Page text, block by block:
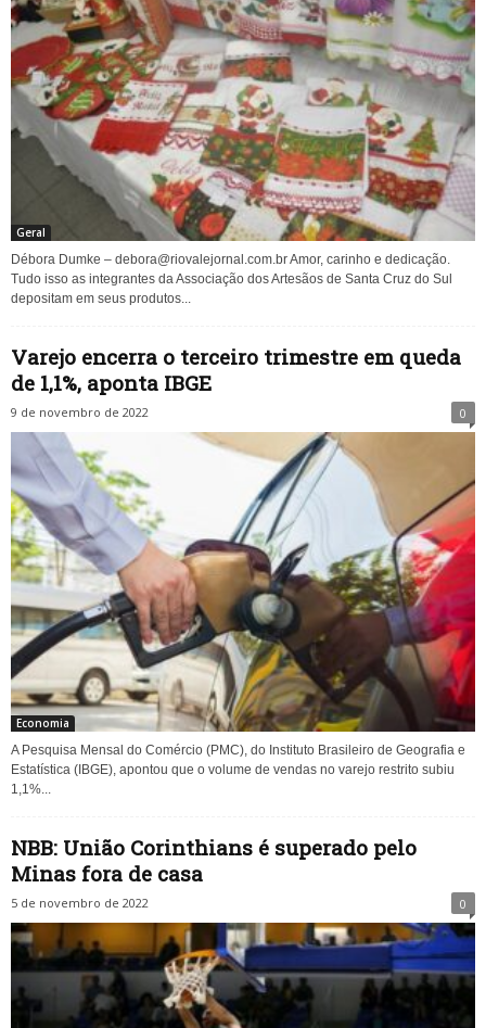
Geral
Débora Dumke – debora@riovalejornal.com.brAmor, carinho e dedicação.
Tudo isso as integrantes da Associação dos Artesãos de Santa Cruz do Sul
depositam em seus produtos...
Varejo encerra o terceiro trimestre em queda
de 1,1%, aponta IBGE
9 de novembro de 2022 0
Economia
A Pesquisa Mensal do Comércio (PMC), do Instituto Brasileiro de Geografia e
Estatística (IBGE), apontou que o volume de vendas no varejo restrito subiu
1,1%...
NBB: União Corinthians é superado pelo
Minas fora de casa
5 de novembro de 2022 0